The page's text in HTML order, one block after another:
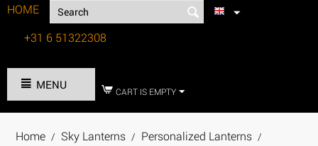
HOME
+31 6 51322308
MENU CART IS EMPTY
Home / Sky Lanterns / Personalized Lanterns /